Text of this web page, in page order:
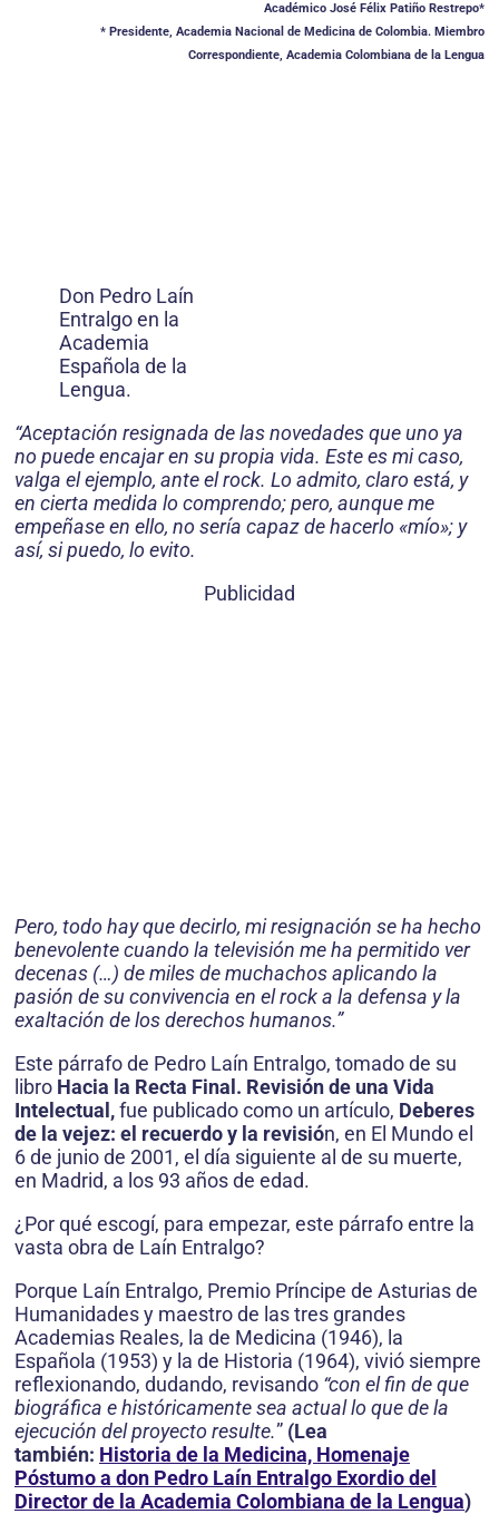
Académico José Félix Patiño Restrepo*
* Presidente, Academia Nacional de Medicina de Colombia. Miembro
Correspondiente, Academia Colombiana de la Lengua
Don Pedro Laín
Entralgo en la
Academia
Española de la
Lengua.
“Aceptación resignada de las novedades que uno ya
no puede encajar en su propia vida. Este es mi caso,
valga el ejemplo, ante el rock. Lo admito, claro está, y
en cierta medida lo comprendo; pero, aunque me
empeñase en ello, no sería capaz de hacerlo «mío»; y
así, si puedo, lo evito.
Publicidad
Pero, todo hay que decirlo, mi resignación se ha hecho
benevolente cuando la televisión me ha permitido ver
decenas (…) de miles de muchachos aplicando la
pasión de su convivencia en el rock a la defensa y la
exaltación de los derechos humanos.”
Este párrafo de Pedro Laín Entralgo, tomado de su
libro Hacia la Recta Final. Revisión de una Vida
Intelectual,fue publicado como un artículo, Deberes
de la vejez: el recuerdo y la revisión, en El Mundo el
6 de junio de 2001, el día siguiente al de su muerte,
en Madrid, a los 93 años de edad.
¿Por qué escogí, para empezar, este párrafo entre la
vasta obra de Laín Entralgo?
Porque Laín Entralgo, Premio Príncipe de Asturias de
Humanidades y maestro de las tres grandes
Academias Reales, la de Medicina (1946), la
Española (1953) y la de Historia (1964), vivió siempre
reflexionando, dudando, revisando “con el fin de que
biográfica e históricamente sea actual lo que de la
ejecución del proyecto resulte.” (Lea
también: Historia de la Medicina, Homenaje
Póstumo a don Pedro Laín Entralgo Exordio del
Director de la Academia Colombiana de la Lengua)